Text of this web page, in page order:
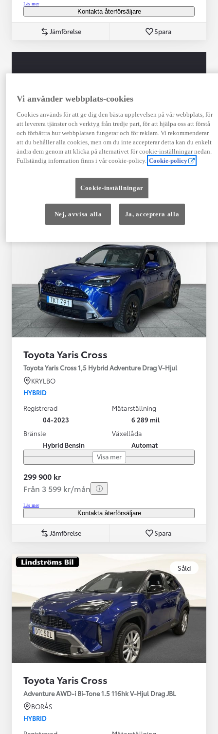
Läs mer
Kontakta återförsäljare
Jämförelse Spara
TOYOTA APPROVED
USED
Garanti upp till 10 år eller 20 000 mil – i
kombination med Toyota Relax
12 månaders vägassistans
Toyota Yaris Cross
Toyota Yaris Cross 1,5 Hybrid Adventure Drag V-Hjul
KRYLBO
HYBRID
Registrerad
04-2023
Mätarställning
6 289 mil
Bränsle
Hybrid Bensin
Växellåda
Automat
Visa mer
299 900 kr
Från 3 599 kr/mån
Läs mer
Kontakta återförsäljare
Jämförelse Spara
Såld
Toyota Yaris Cross
Adventure AWD-i Bi-Tone 1.5 116hk V-Hjul Drag JBL
BORÅS
HYBRID
Vi använder webbplats-cookies
Cookies används för att ge dig den bästa upplevelsen på vår webbplats, för
att leverera tjänster och verktyg från tredje part, för att hjälpa oss att förstå
och förbättra hur webbplatsen fungerar och för reklam. Vi rekommenderar
att du behåller alla cookies, men om du inte accepterar detta kan du enkelt
ändra dem genom att klicka på alternativet för cookie-inställningar nedan.
Fullständig information finns i vår cookie-policy. Cookie-policy
Cookie-inställningar
Nej, avvisa alla Ja, acceptera alla